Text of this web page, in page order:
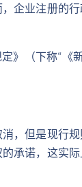
企业注册的
》（下称“《
，但是现行
承诺，这实